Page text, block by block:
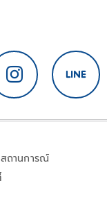
ถานการณ์